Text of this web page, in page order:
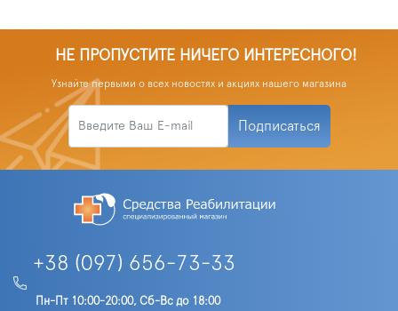
НЕ ПРОПУСТИТЕ НИЧЕГО ИНТЕРЕСНОГО!
Узнайте первыми о всех новостях и акциях нашего магазина
Подписаться
+38 (097) 656-73-33
Пн-Пт 10:00-20:00, Сб-Вс до 18:00